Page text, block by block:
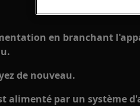
en branchant
de nouveau.
alimenté par un système